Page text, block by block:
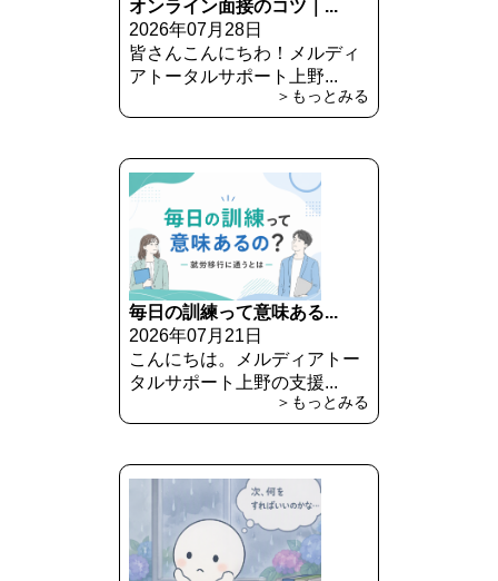
オンライン面接のコツ｜...
2026年07月28日
皆さんこんにちわ！メルディ
アトータルサポート上野...
＞もっとみる
毎日の訓練って意味ある...
2026年07月21日
こんにちは。メルディアトー
タルサポート上野の支援...
＞もっとみる